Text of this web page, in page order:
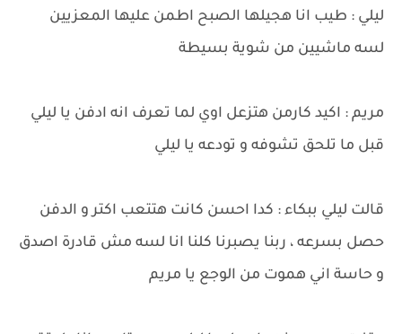
ليلي : طيب انا هجيلها الصبح اطمن عليها المعزيين
لسه ماشيين من شوية بسيطة
مريم : اكيد كارمن هتزعل اوي لما تعرف انه ادفن يا ليلي
قبل ما تلحق تشوفه و تودعه يا ليلي
قالت ليلي ببكاء : كدا احسن كانت هتتعب اكتر و الدفن
حصل بسرعه ، ربنا يصبرنا كلنا انا لسه مش قادرة اصدق
و حاسة اني هموت من الوجع يا مريم